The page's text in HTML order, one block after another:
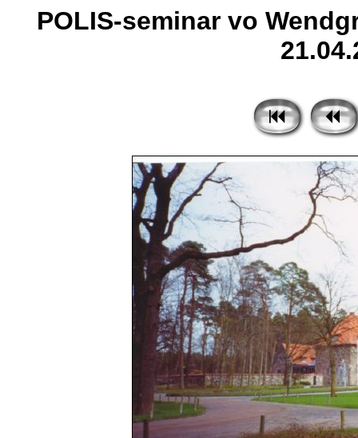
POLIS-seminar vo